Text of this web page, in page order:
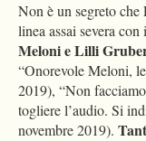
Non è un segreto
linea assai severa
Meloni e Lilli Gruber
“Onorevole Meloni,
2019), “Non
togliere l’audio. Si
novembre 2019).